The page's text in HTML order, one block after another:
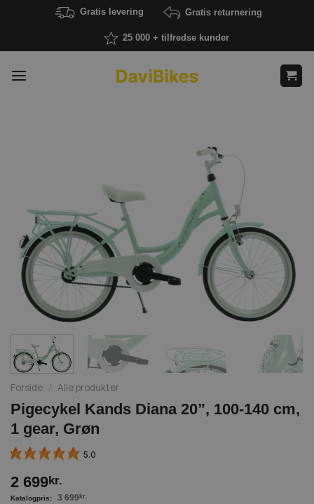
Gratis levering Gratis returnering
25 000 + tilfredse kunder
Forside / Alle produkter
Pigecykel Kands Diana 20”, 100-140 cm,
1 gear, Grøn
5.0
2 699kr.
3 699 kr.